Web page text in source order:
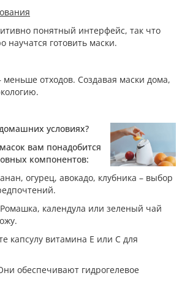
понятный интерфейс, так что
научатся готовить маски.
отходов. Создавая маски дома,
условиях?
вам понадобится
компонентов:
огурец, авокадо, клубника – выбор
календула или зеленый чай
капсулу витамина Е или С для
обеспечивают гидрогелевое